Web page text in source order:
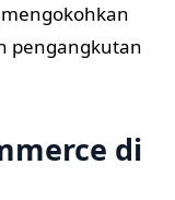
pengangkutan
di